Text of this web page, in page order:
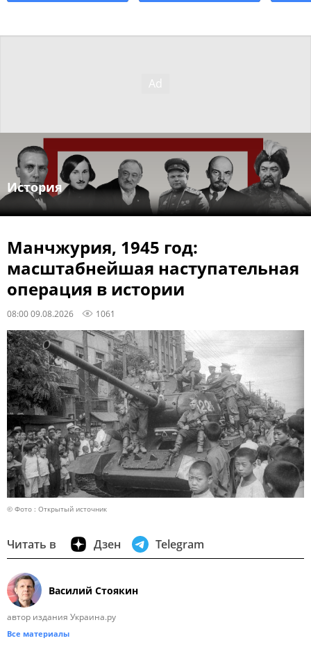
История
Манчжурия, 1945 год:
масштабнейшая наступательная
операция в истории
08:00 09.08.2026 1061
© Фото : Открытый источник
Читать в Дзен Telegram
Василий Стоякин
автор издания Украина.ру
Все материалы